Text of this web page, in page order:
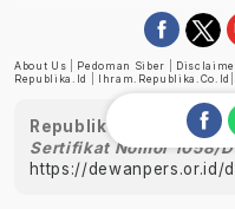
About Us Pedoman Siber
Republika.id
Ihram.republika.co.id
Republika telah
Sertifikat Nomor 1058/
https://dewanpers.or.id/